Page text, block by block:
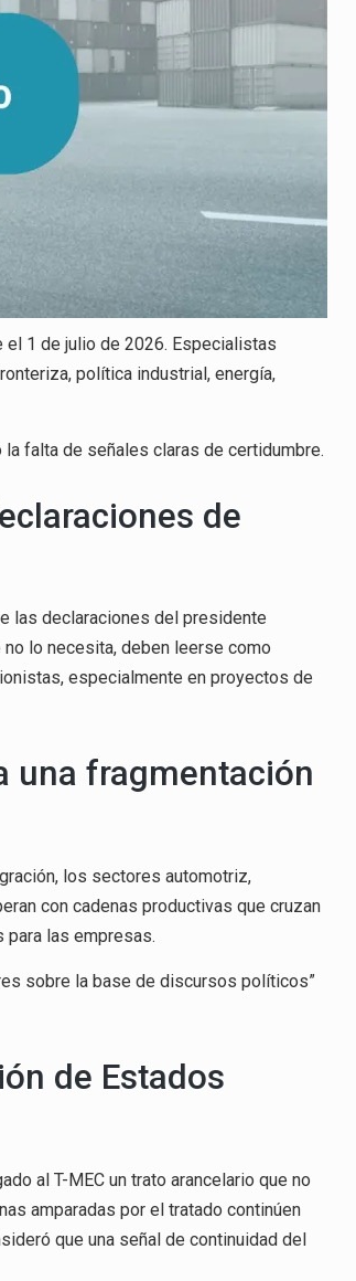
el 1 de julio de 2026. Especialistas
política industrial, energía,
falta de señales claras de certidumbre.
de
las declaraciones del presidente
lo necesita, deben leerse como
especialmente en proyectos de
una fragmentación
los sectores automotriz,
con cadenas productivas que cruzan
las empresas.
sobre la base de discursos políticos”
de Estados
al T-MEC un trato arancelario que no
amparadas por el tratado continúen
que una señal de continuidad del